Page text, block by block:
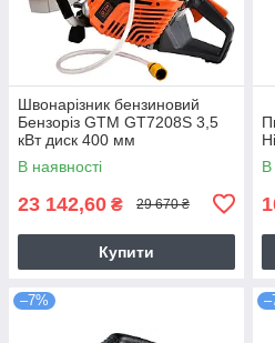
Швонарізник бензиновий
Бензоріз GTM GT7208S 3,5
кВт диск 400 мм
В наявності
23 142,60 ₴ 29 670 ₴
Купити
В
–7%